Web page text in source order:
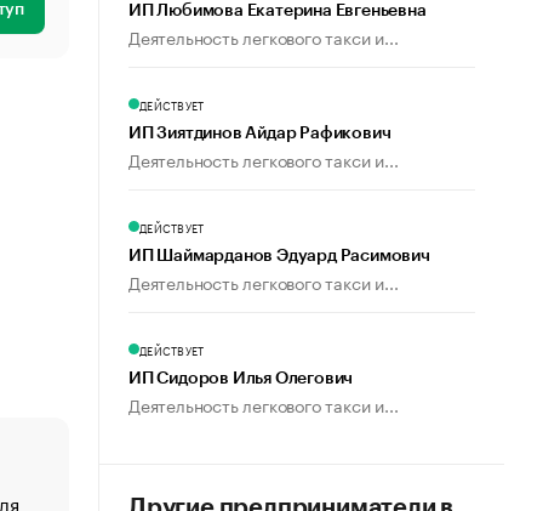
«От спорта тело стареет иначе». Как живет глава
ИП Любимова Екатерина Евгеньевна
Деятельность легкового такси и...
ДЕЙСТВУЕТ
ИП Зиятдинов Айдар Рафикович
Деятельность легкового такси и...
ДЕЙСТВУЕТ
ИП Шаймарданов Эдуард Расимович
Деятельность легкового такси и...
ДЕЙСТВУЕТ
ИП Сидоров Илья Олегович
Деятельность легкового такси и...